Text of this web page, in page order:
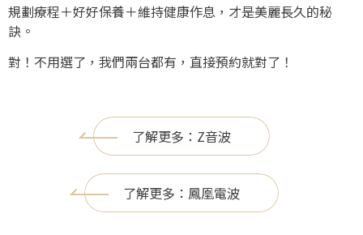
規劃療程＋好好保養＋維持健康作息，才是美麗長久的秘
訣。
對！不用選了，我們兩台都有，直接預約就對了！
了解更多：Z音波
了解更多：鳳凰電波